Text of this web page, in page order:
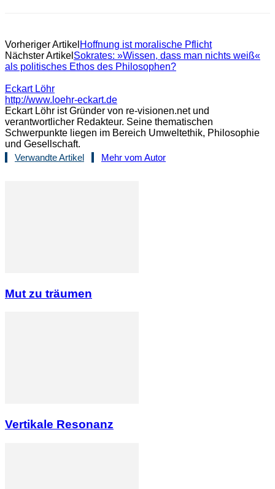
Vorheriger Artikel Hoffnung ist moralische Pflicht
Nächster Artikel Sokrates: »Wissen, dass man nichts weiß«
als politisches Ethos des Philosophen?
Eckart Löhr
http://www.loehr-eckart.de
Eckart Löhr ist Gründer von re-visionen.net und
verantwortlicher Redakteur. Seine thematischen
Schwerpunkte liegen im Bereich Umweltethik, Philosophie
und Gesellschaft.
Verwandte Artikel
Mehr vom Autor
Mut zu träumen
Vertikale Resonanz